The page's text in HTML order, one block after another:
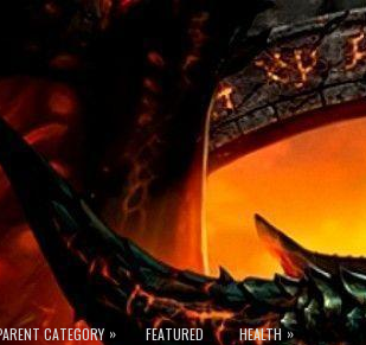
CATEGORY » FEATURED HEALTH »